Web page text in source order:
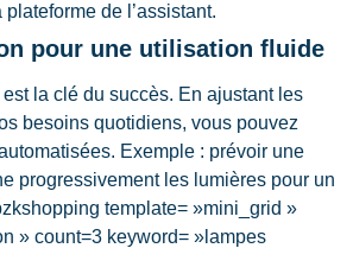
de l’assistant.
pour une utilisation fluide
la clé du succès. En ajustant les
besoins quotidiens, vous pouvez
Exemple : prévoir une
progressivement les lumières pour un
template= »mini_grid »
» count=3 keyword= »lampes